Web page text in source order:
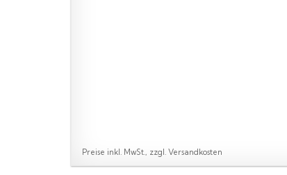
Preise inkl. MwSt., zzgl. Versandkosten